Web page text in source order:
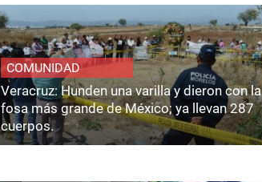
COMUNIDAD
Veracruz: Hunden una varilla y dieron con la
fosa más grande de México; ya llevan 287
cuerpos.